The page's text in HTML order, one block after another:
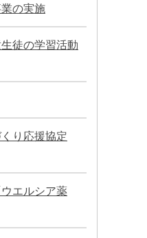
の実施
徒の学習活動
くり応援協定
エルシア薬